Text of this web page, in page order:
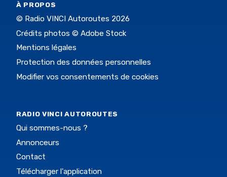
À PROPOS
© Radio VINCI Autoroutes 2026
Crédits photos © Adobe Stock
Mentions légales
Protection des données personnelles
Modifier vos consentements de cookies
RADIO VINCI AUTOROUTES
Qui sommes-nous ?
Annonceurs
Contact
Télécharger l'application